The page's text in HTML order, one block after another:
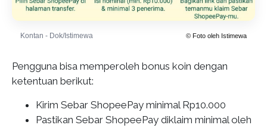
Kontan - Dok/Istimewa © Foto oleh Istimewa
Pengguna bisa memperoleh bonus koin dengan
ketentuan berikut:
Kirim Sebar ShopeePay minimal Rp10.000
Pastikan Sebar ShopeePay diklaim minimal oleh